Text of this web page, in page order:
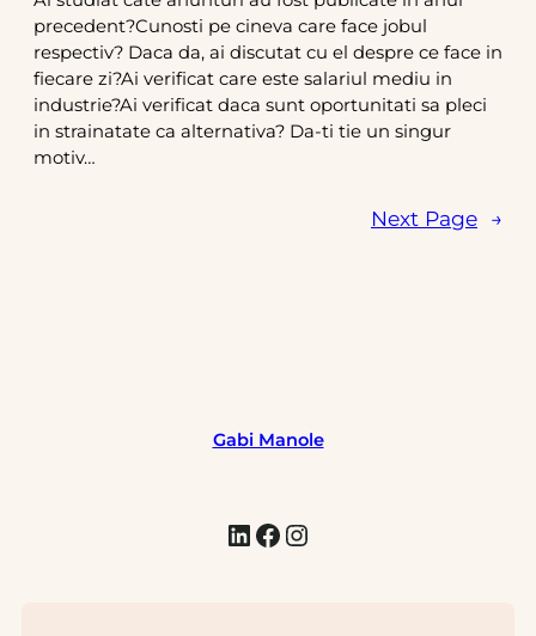
precedent?Cunosti pe cineva care face jobul
respectiv? Daca da, ai discutat cu el despre ce face in
fiecare zi?Ai verificat care este salariul mediu in
industrie?Ai verificat daca sunt oportunitati sa pleci
in strainatate ca alternativa? Da-ti tie un singur
motiv…
Next Page →
Gabi Manole
LinkedIn Facebook Instagram